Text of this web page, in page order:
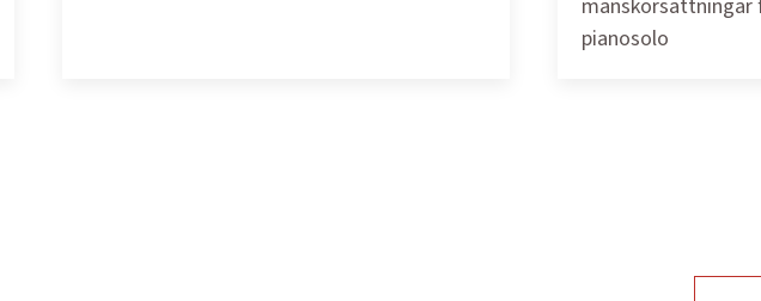
pianosolo